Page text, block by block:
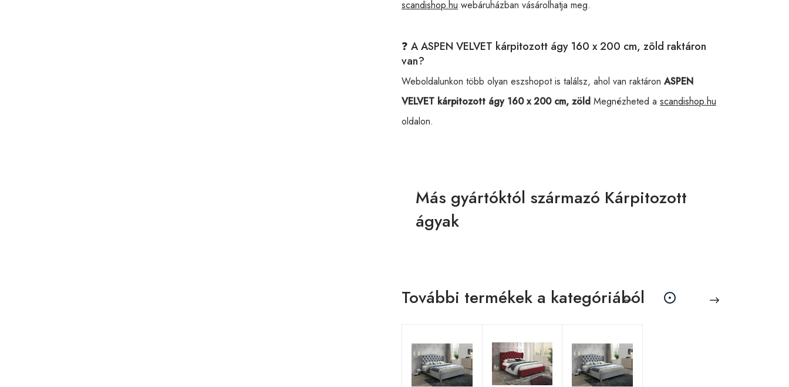
scandishop.hu webáruházban vásárolhatja meg.
❓ A ASPEN VELVET kárpitozott ágy 160 x 200 cm, zöld raktáron
van?
Weboldalunkon több olyan eszshopot is találsz, ahol van raktáron ASPEN
VELVET kárpitozott ágy 160 x 200 cm, zöld Megnézheted a scandishop.hu
oldalon.
Más gyártóktól származó Kárpitozott
ágyak
További termékek a kategóriából